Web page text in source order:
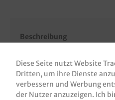
Beschreibung
Box, schwarz, mit
Automatikkarton einteilig,
Bewertungen
Diese Seite nutzt Website
Dritten, um ihre Dienste
verbessern und Werbung
der Nutzer anzuzeigen. Ich